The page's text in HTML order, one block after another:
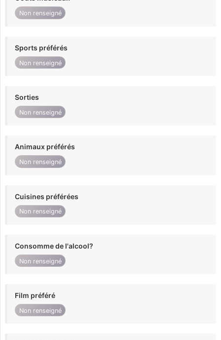
Non renseigné
Sports préférés
Non renseigné
Sorties
Non renseigné
Animaux préférés
Non renseigné
Cuisines préférées
Non renseigné
Consomme de l'alcool?
Non renseigné
Film préféré
Non renseigné